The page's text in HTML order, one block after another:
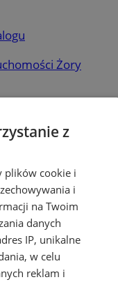
Żory
z
plików cookie i
i
na Twoim
danych
IP, unikalne
w celu
reklam i